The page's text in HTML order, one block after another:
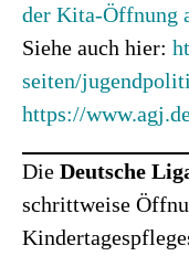
der Kita-Öffnung
Siehe auch hier:
seiten/
https://
Die Deutsche
schrittweise